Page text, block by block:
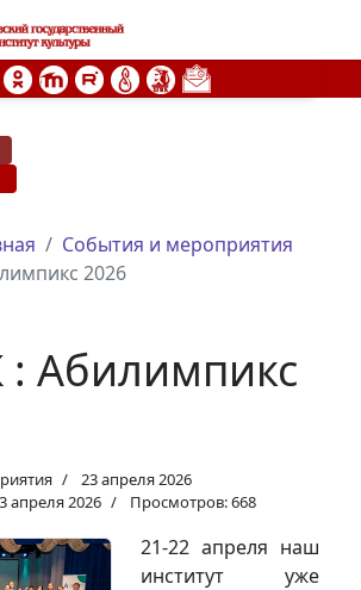
События и мероприятия
2026
Абилимпикс
23 апреля 2026
апреля 2026
Просмотров: 668
21-22 апреля наш
институт уже